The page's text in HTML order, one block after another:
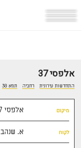
מיקום אלפסי 37 רחביה, ירושלים
לקוח א. שנהב
אלפסי 37
התחדשות עירונית רחביה תמא 38